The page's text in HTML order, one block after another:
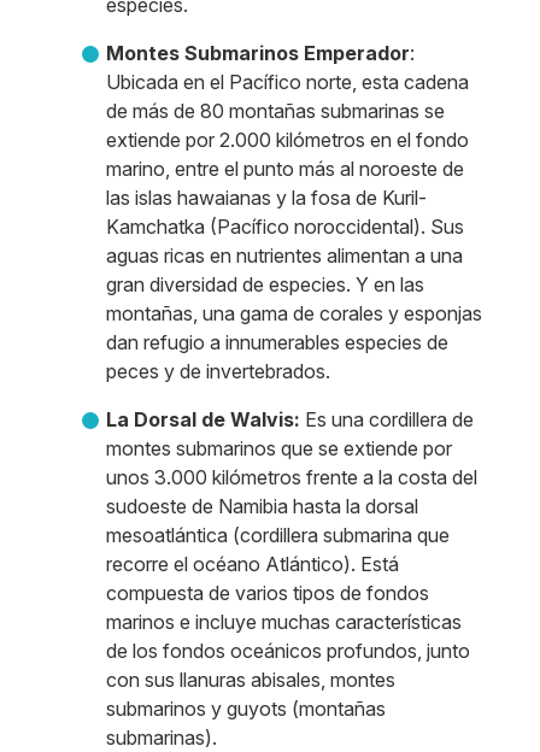
especies.
Montes Submarinos Emperador:
Ubicada en el Pacífico norte, esta cadena
de más de 80 montañas submarinas se
extiende por 2.000 kilómetros en el fondo
marino, entre el punto más al noroeste de
las islas hawaianas y la fosa de Kuril-
Kamchatka (Pacífico noroccidental). Sus
aguas ricas en nutrientes alimentan a una
gran diversidad de especies. Y en las
montañas, una gama de corales y esponjas
dan refugio a innumerables especies de
peces y de invertebrados.
La Dorsal de Walvis: Es una cordillera de
montes submarinos que se extiende por
unos 3.000 kilómetros frente a la costa del
sudoeste de Namibia hasta la dorsal
mesoatlántica (cordillera submarina que
recorre el océano Atlántico). Está
compuesta de varios tipos de fondos
marinos e incluye muchas características
de los fondos oceánicos profundos, junto
con sus llanuras abisales, montes
submarinos y guyots (montañas
submarinas).